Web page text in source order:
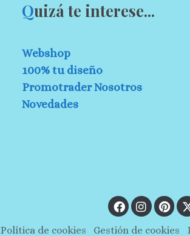
Quizá te interese...
Webshop
100% tu diseño
Promotrader Nosotros
Novedades
Política de cookies Gestión de cookies